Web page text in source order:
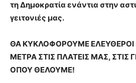
τη Δημοκρατία ενάντια στην
γειτονιές μας.
ΘΑ ΚΥΚΛΟΦΟΡΟΥΜΕ ΕΛΕΥΘΕΡΟΙ
ΜΕΤΡΑ ΣΤΙΣ ΠΛΑΤΕΙΣ ΜΑΣ, ΣΤΙΣ
ΟΠΟΥ ΘΕΛΟΥΜΕ!